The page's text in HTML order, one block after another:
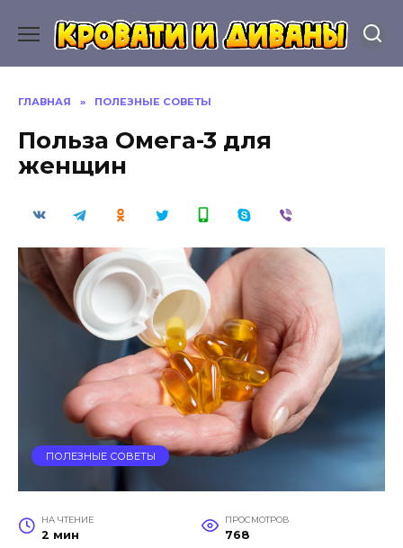
содержанию
ГЛАВНАЯ » ПОЛЕЗНЫЕ СОВЕТЫ
Польза Омега-3 для
женщин
ПОЛЕЗНЫЕ СОВЕТЫ
НА ЧТЕНИЕ
2 мин
ПРОСМОТРОВ
768